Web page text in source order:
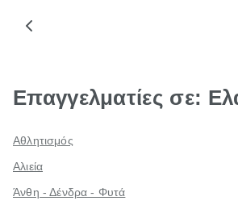
Επαγγελματίες σε:
Αθλητισμός
Αλιεία
Άνθη - Δένδρα - Φυτά